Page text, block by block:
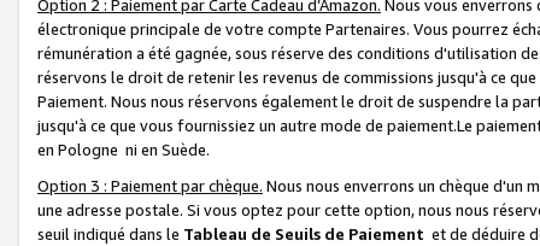
Option 2 : Paiement par Carte Cadeau d’Amazon. Nous vous
électronique principale de votre compte Partenaires. Vous pourrez
rémunération a été gagnée, sous réserve des conditions d'utilisation
réservons le droit de retenir les revenus de commissions jusqu'à ce
Paiement. Nous nous réservons également le droit de suspendre la
jusqu'à ce que vous fournissiez un autre mode de paiement.Le
en Pologne ni en Suède.
Option 3 : Paiement par chèque. Nous nous enverrons un chèque d'un
une adresse postale. Si vous optez pour cette option, nous nous
seuil indiqué dans le Tableau de Seuils de Paiement et de déduire